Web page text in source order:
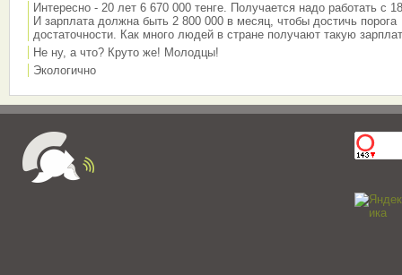
Интересно - 20 лет 6 670 000 тенге. Получается надо работать с
И зарплата должна быть 2 800 000 в месяц, чтобы достичь порога
достаточности. Как много людей в стране получают такую
Не ну, а что? Круто же! Молодцы!
Экологично